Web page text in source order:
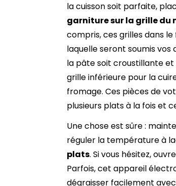
la cuisson soit parfaite,
garniture sur la grille du
compris, ces grilles dans
laquelle seront soumis vos
la pâte soit croustillante et
grille inférieure pour la
fromage. Ces pièces de
plusieurs plats à la fois et
Une chose est sûre :
réguler la température à
plats. Si vous hésitez,
Parfois, cet appareil
dégraisser facilement